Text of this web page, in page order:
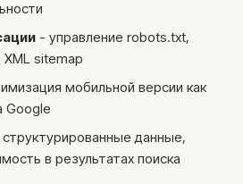
- управление robots.txt,
sitemap
мобильной версии как
Google
данные,
в результатах поиска